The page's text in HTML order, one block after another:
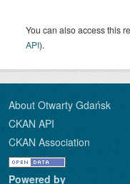
You can also access this
API).
About Otwarty Gdańsk
CKAN API
CKAN Association
Powered by